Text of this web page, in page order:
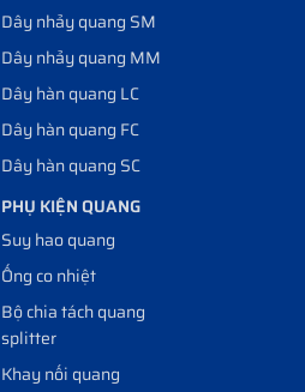
Dây nhảy quang SM
Dây nhảy quang MM
Dây hàn quang LC
Dây hàn quang FC
Dây hàn quang SC
PHỤ KIỆN QUANG
Suy hao quang
Ống co nhiệt
Bộ chia tách quang
splitter
Khay nối quang